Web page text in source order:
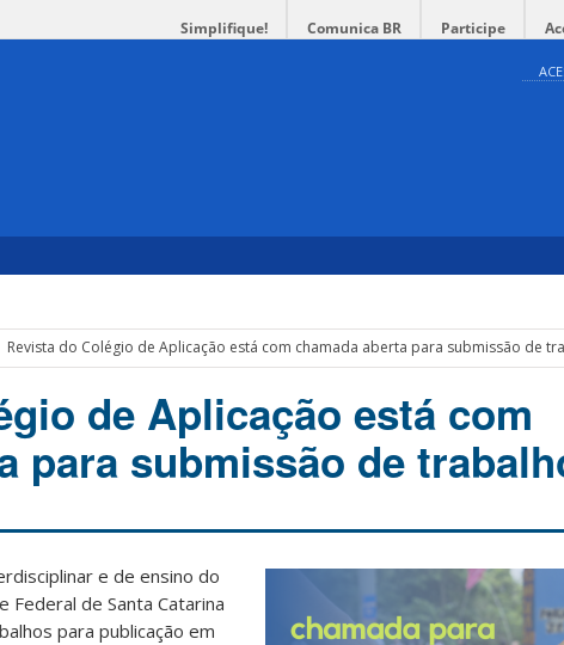
Simplifique! Comunica BR Participe
Revista do Colégio de Aplicação está com chamada aberta para submissão de
de Aplicação está com
para submissão de
e de ensino do
Federal de Santa Catarina
para publicação em